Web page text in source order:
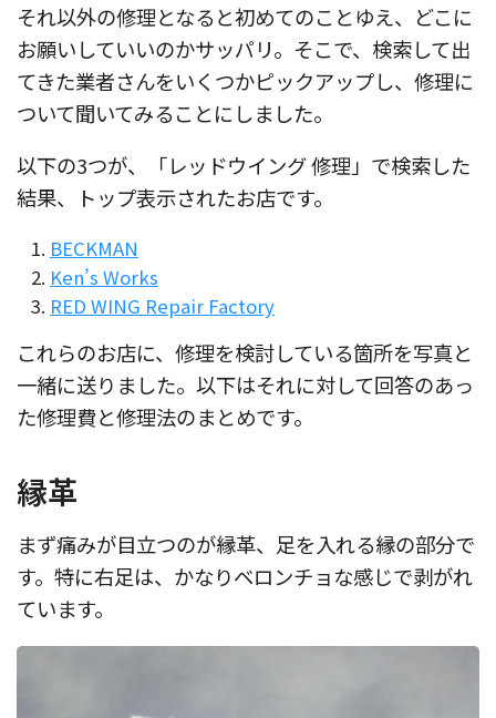
それ以外の修理となると初めてのことゆえ、どこに
お願いしていいのかサッパリ。そこで、検索して出
てきた業者さんをいくつかピックアップし、修理に
ついて聞いてみることにしました。
以下の3つが、「レッドウイング 修理」で検索した
結果、トップ表示されたお店です。
BECKMAN
Ken’s Works
RED WING Repair Factory
これらのお店に、修理を検討している箇所を写真と
一緒に送りました。以下はそれに対して回答のあっ
た修理費と修理法のまとめです。
縁革
まず痛みが目立つのが縁革、足を入れる縁の部分で
す。特に右足は、かなりベロンチョな感じで剥がれ
ています。